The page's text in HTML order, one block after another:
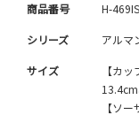
商品番号 H-
シリーズ アルマ
サイズ
【カ
【ソ